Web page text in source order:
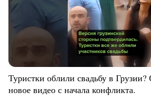
Туристки облили свадьбу в
новое видео с начала конфликта.